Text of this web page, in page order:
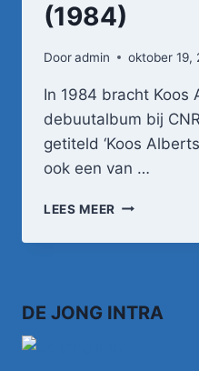
(1984)
Dooradmin oktober 19,
In 1984 bracht Koos
debuutalbum bij
getiteld ‘Koos
ook een van …
LEES MEER KOOS
–
ME
DE JONG INTRA